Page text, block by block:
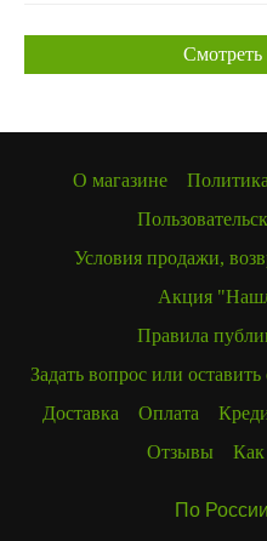
Смотреть
О магазине
Условия продажи,
Акция
Правила
Задать вопрос или оставить
Доставка
Оплата
Отзывы
Как
По